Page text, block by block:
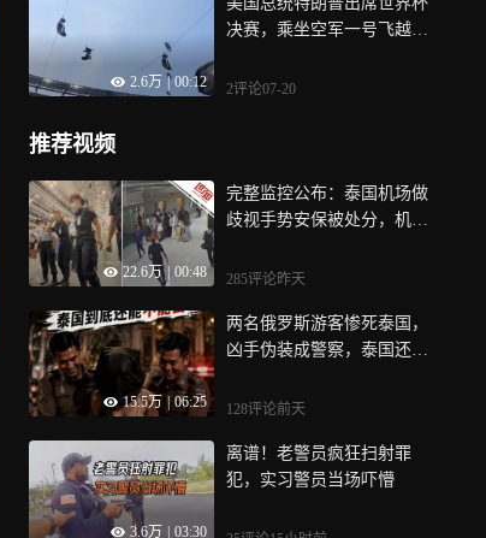
2.6万 | 00:12
决赛，乘坐空军一号飞越体
捉拍摄了下来
2评论07-20
推荐视频
22.6万 00:48
完整监控公布：泰国机场做
歧视手势安保被处分，机场
285评论昨天
15.5万 | 06:25
两名俄罗斯游客惨死泰国，
凶手伪装成警察，泰国还能
128评论前天
3.6万 03:30
离谱！老警员疯狂扫射罪
犯，实习警员当场吓懵